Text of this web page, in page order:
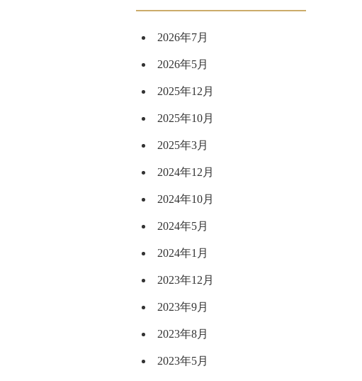
2026年7月
2026年5月
2025年12月
2025年10月
2025年3月
2024年12月
2024年10月
2024年5月
2024年1月
2023年12月
2023年9月
2023年8月
2023年5月